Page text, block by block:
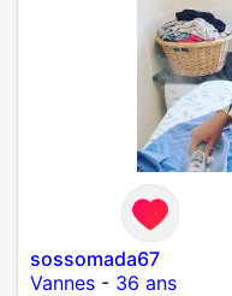
sossomada67
Vannes - 36 ans